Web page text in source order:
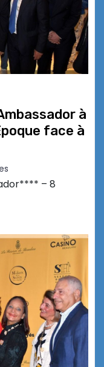
à
face à
– 8